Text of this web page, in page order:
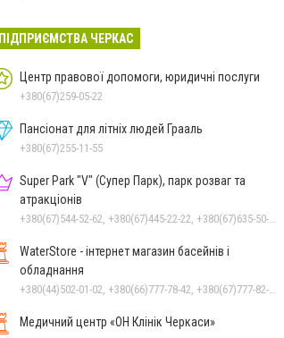
ПІДПРИЄМСТВА ЧЕРКАС
Центр правової допомоги, юридичні послуги
+380(67)259-05-22
Пансіонат для літніх людей Грааль
+380(67)255-11-55
Super Park "V" (Супер Парк), парк розваг та
атракціонів
+380(67)544-52-62, +380(67)445-22-22, +380(67)635-50-50
WaterStore - інтернет магазин басейнів і
обладнання
+380(44)502-01-02, +380(66)777-78-42, +380(67)777-82-19, +380(67)890-80-80, +380(73)890-80-80, +380(44)502-01-03
Медичний центр «ОН Клінік Черкаси»